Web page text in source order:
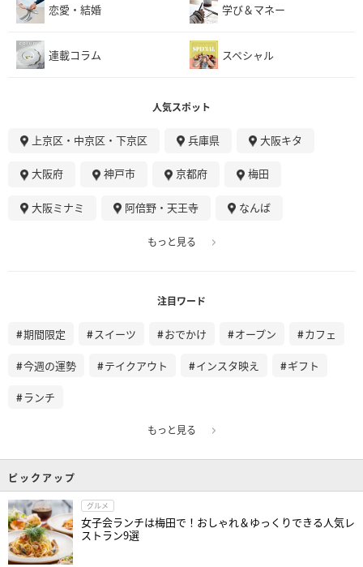
恋愛・結婚 学び＆マネー
連載コラム スペシャル
人気スポット
上京区・中京区・下京区 兵庫県 大阪キタ
大阪府 神戸市 京都府 梅田
大阪ミナミ 阿倍野・天王寺 なんば
もっと見る
注目ワード
期間限定 スイーツ おでかけ オープン カフェ
今週の運勢 テイクアウト インスタ映え ギフト
ランチ
もっと見る
ピックアップ
グルメ
女子会ランチは梅田で！おしゃれ＆ゆっくりできる人気レ
ストラン9選